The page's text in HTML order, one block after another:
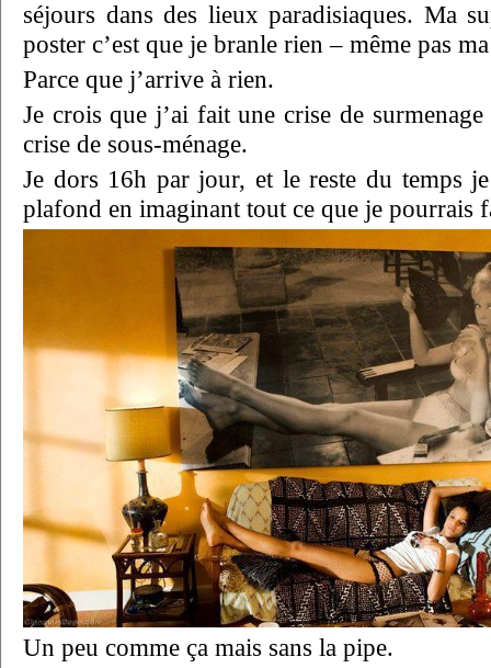
séjours dans des lieux paradisiaques. Ma
poster c’est que je branle rien – même pas
Parce que j’arrive à rien.
Je crois que j’ai fait une crise de
crise de sous-ménage.
Je dors 16h par jour, et le reste du temps
plafond en imaginant tout ce que je pourrais
Un peu comme ça mais sans la pipe.